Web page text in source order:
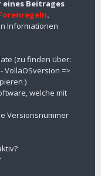
eines Beitrages
.
Informationen
(zu finden über:
VollaOSversion =>
)
welche mit
Versionsnummer